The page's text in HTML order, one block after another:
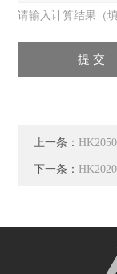
请输入计算结果（
上一条：
下一条：